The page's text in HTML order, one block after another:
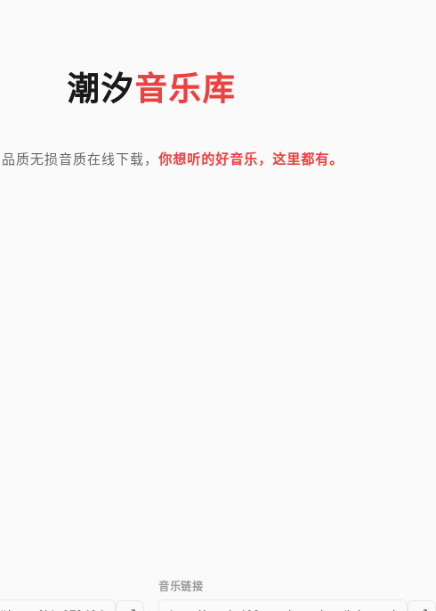
潮汐音乐库
质无损音质在线下载， 你想听的好音乐，这里都有。
音乐链接